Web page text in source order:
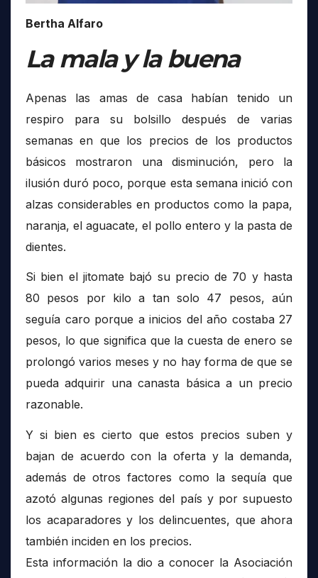
Bertha Alfaro
La mala y la buena
Apenas las amas de casa habían tenido un
respiro para su bolsillo después de varias
semanas en que los precios de los productos
básicos mostraron una disminución, pero la
ilusión duró poco, porque esta semana inició con
alzas considerables en productos como la papa,
naranja, el aguacate, el pollo entero y la pasta de
dientes.
Si bien el jitomate bajó su precio de 70 y hasta
80 pesos por kilo a tan solo 47 pesos, aún
seguía caro porque a inicios del año costaba 27
pesos, lo que significa que la cuesta de enero se
prolongó varios meses y no hay forma de que se
pueda adquirir una canasta básica a un precio
razonable.
Y si bien es cierto que estos precios suben y
bajan de acuerdo con la oferta y la demanda,
además de otros factores como la sequía que
azotó algunas regiones del país y por supuesto
los acaparadores y los delincuentes, que ahora
también inciden en los precios.
Esta información la dio a conocer la Asociación